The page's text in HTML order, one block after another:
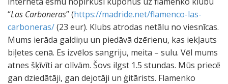
“Las Carboneras” (https://madride.net/flamenco-las-
carboneras/(23 eur). Klubs atrodas netālu no viesnīcas.
Mums ierāda galdiņu un piedāvā dzērienu, kas iekļauts
biļetes cenā. Es izvēlos sangriju, meita – sulu. Vēl mums
atnes šķīvīti ar olīvām. Šovs ilgst 1.5 stundas. Mūs priecē
gan dziedātāji, gan dejotāji un ģitārists. Flamenko